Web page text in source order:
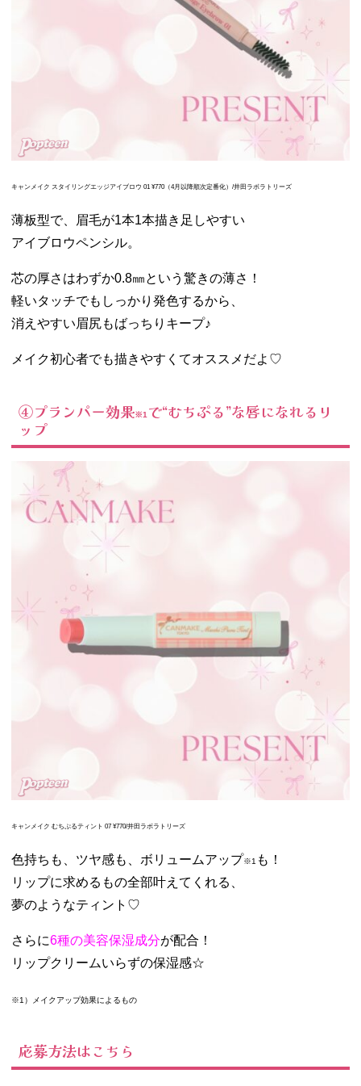
キャンメイク スタイリングエッジアイブロウ 01 ¥770（4月以降順次定番化）/井田ラボラトリーズ
薄板型で、眉毛が1本1本描き足しやすい
アイブロウペンシル。
芯の厚さはわずか0.8㎜という驚きの薄さ！
軽いタッチでもしっかり発色するから、
消えやすい眉尻もばっちりキープ♪
メイク初心者でも描きやすくてオススメだよ♡
④プランパー効果※1 で“むちぷる”な唇になれるリ
ップ
キャンメイク むちぷるティント 07 ¥770/井田ラボラトリーズ
色持ちも、ツヤ感も、ボリュームアップ※1 も！
リップに求めるもの全部叶えてくれる、
夢のようなティント♡
さらに6種の美容保湿成分が配合！
リップクリームいらずの保湿感☆
※1）メイクアップ効果によるもの
応募方法はこちら